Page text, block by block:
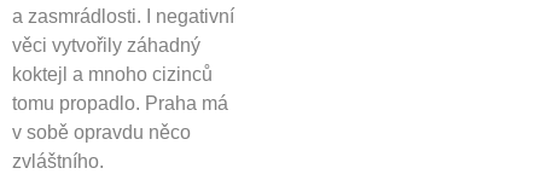
a zasmrádlosti. I negativní
věci vytvořily záhadný
koktejl a mnoho cizinců
tomu propadlo. Praha má
v sobě opravdu něco
zvláštního.